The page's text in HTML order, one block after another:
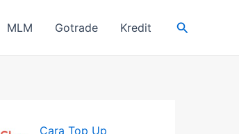
MLM Gotrade Kredit Search
Cara Top Up